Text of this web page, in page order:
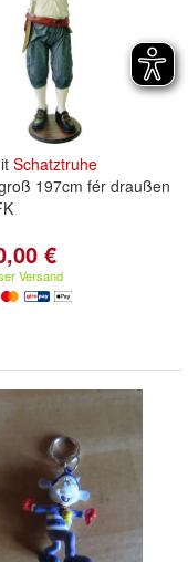
Schatztruhe
197cm fér draußen
€
Versand